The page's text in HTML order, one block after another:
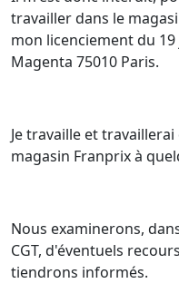
travailler dans le
mon licenciement du
Magenta 75010 Paris.
Je travaille et
magasin Franprix à
Nous examinerons,
CGT, d'éventuels
tiendrons informés.